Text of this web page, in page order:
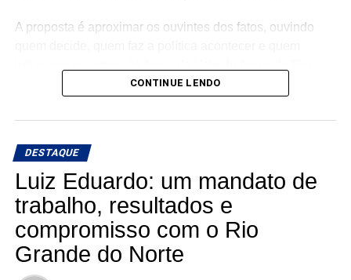
A proposta é aproximar os ouvintes dos fatos, ouvindo
🎙️ O rádio ganha um novo espaço para o debate, a
Conexão com Alex Silva: onde a notícia ganha voz e os
bastidores viram informação.
📅 Estreia: 7 de agosto
📻 104 FM do Assú
🕢 Toda sexta-feira, das 7h30 às 8h30 da manhã.
CONTINUE LENDO
DESTAQUE
Luiz Eduardo: um mandato de
trabalho, resultados e
compromisso com o Rio
Grande do Norte